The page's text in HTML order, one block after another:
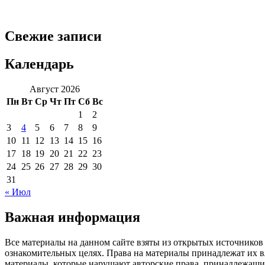
Свежие записи
Календарь
Август 2026
Пн Вт Ср Чт Пт Сб Вс
1
2
3
4 5 6 7 8
9
10 11 12 13 14 15 16
17 18 19 20 21 22 23
24 25 26 27 28 29 30
31
« Июл
Важная информация
Все материалы на данном сайте взяты из открытых
ознакомительных целях. Права на материалы принадлежат их